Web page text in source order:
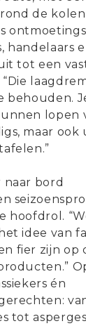
de
handelaars
tot een
behouden.
lopen
maar ook
naar bord
hoofdrol.
idee van
fier zijn op
én
tot